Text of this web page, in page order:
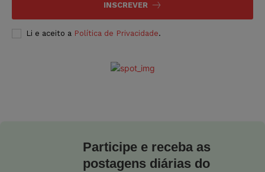
INSCREVER
Li e aceito a Política de Privacidade.
Participe e receba as
postagens diárias do